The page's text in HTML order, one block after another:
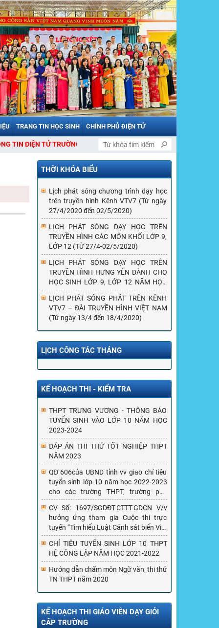
TRANG TIN HỌC SINH CHÍNH PHỦ ĐIỆN TỬ
TỬ TRƯỜNG THPT TRƯNG VƯƠNG
THỜI KHÓA BIỂU
Lịch phát sóng chương trình dạy học
trên truyền hình Kênh VTV7 (Từ ngày
27/4/2020 đến 02/5/2020)
LỊCH PHÁT SÓNG DẠY HỌC TRÊN
TRUYỀN HÌNH CÁC MÔN KHỐI LỚP 9,
LỚP 12 (TỪ 27/4-02/5/2020)
LỊCH PHÁT SÓNG DẠY HỌC TRÊN
TRUYỀN HÌNH HƯNG YÊN DÀNH CHO
HỌC SINH LỚP 9, LỚP 12 NĂM HỌC
2019-2020 (Từ ngày 20/4 đến
25/4/2020)
LỊCH PHÁT SÓNG PHÁT TRÊN KÊNH
VTV7 – ĐÀI TRUYỀN HÌNH VIỆT NAM
(Từ ngày 13/4 đến 18/4/2020)
LỊCH CÔNG TÁC THÁNG
KẾ HOẠCH THI - KIỂM TRA
THPT TRƯNG VƯƠNG - THÔNG BÁO
TUYỂN SINH VÀO LỚP 10 NĂM HỌC
2023-2024
ĐÁP ÁN THI THỬ TỐT NGHIỆP THPT
NĂM 2023
QĐ 606của UBND tỉnh vv giao chỉ tiêu
tuyển sinh lớp 10 năm học 2022-2023
cho các trường THPT, trường phổ
thông có nhiều cấp học trên địa bàn
tỉnh Hưng Yên
CV Số: 1697/SGDĐT-CTTT-GDCN V/v
hưởng ứng tham gia Cuộc thi trực
tuyến “Tìm hiểu Luật Cảnh sát biển Việt
Nam”
CHỈ TIÊU TUYỂN SINH LỚP 10 THPT
HỆ CÔNG LẬP NĂM HỌC 2021-2022
Hướng dẫn chấm môn Ngữ văn_thi thử
TN THPT năm 2020
KẾ HOẠCH THI GIÁO VIÊN DẠY GIỎI
CẤP TRƯỜNG